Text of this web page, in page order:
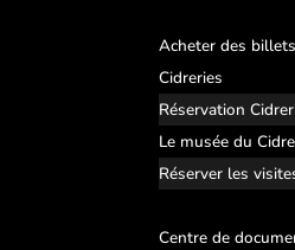
Acheter des billets
Cidreries
Réservation
Le musée du Cidre
Réserver les
Centre de